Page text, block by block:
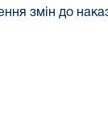
змін до